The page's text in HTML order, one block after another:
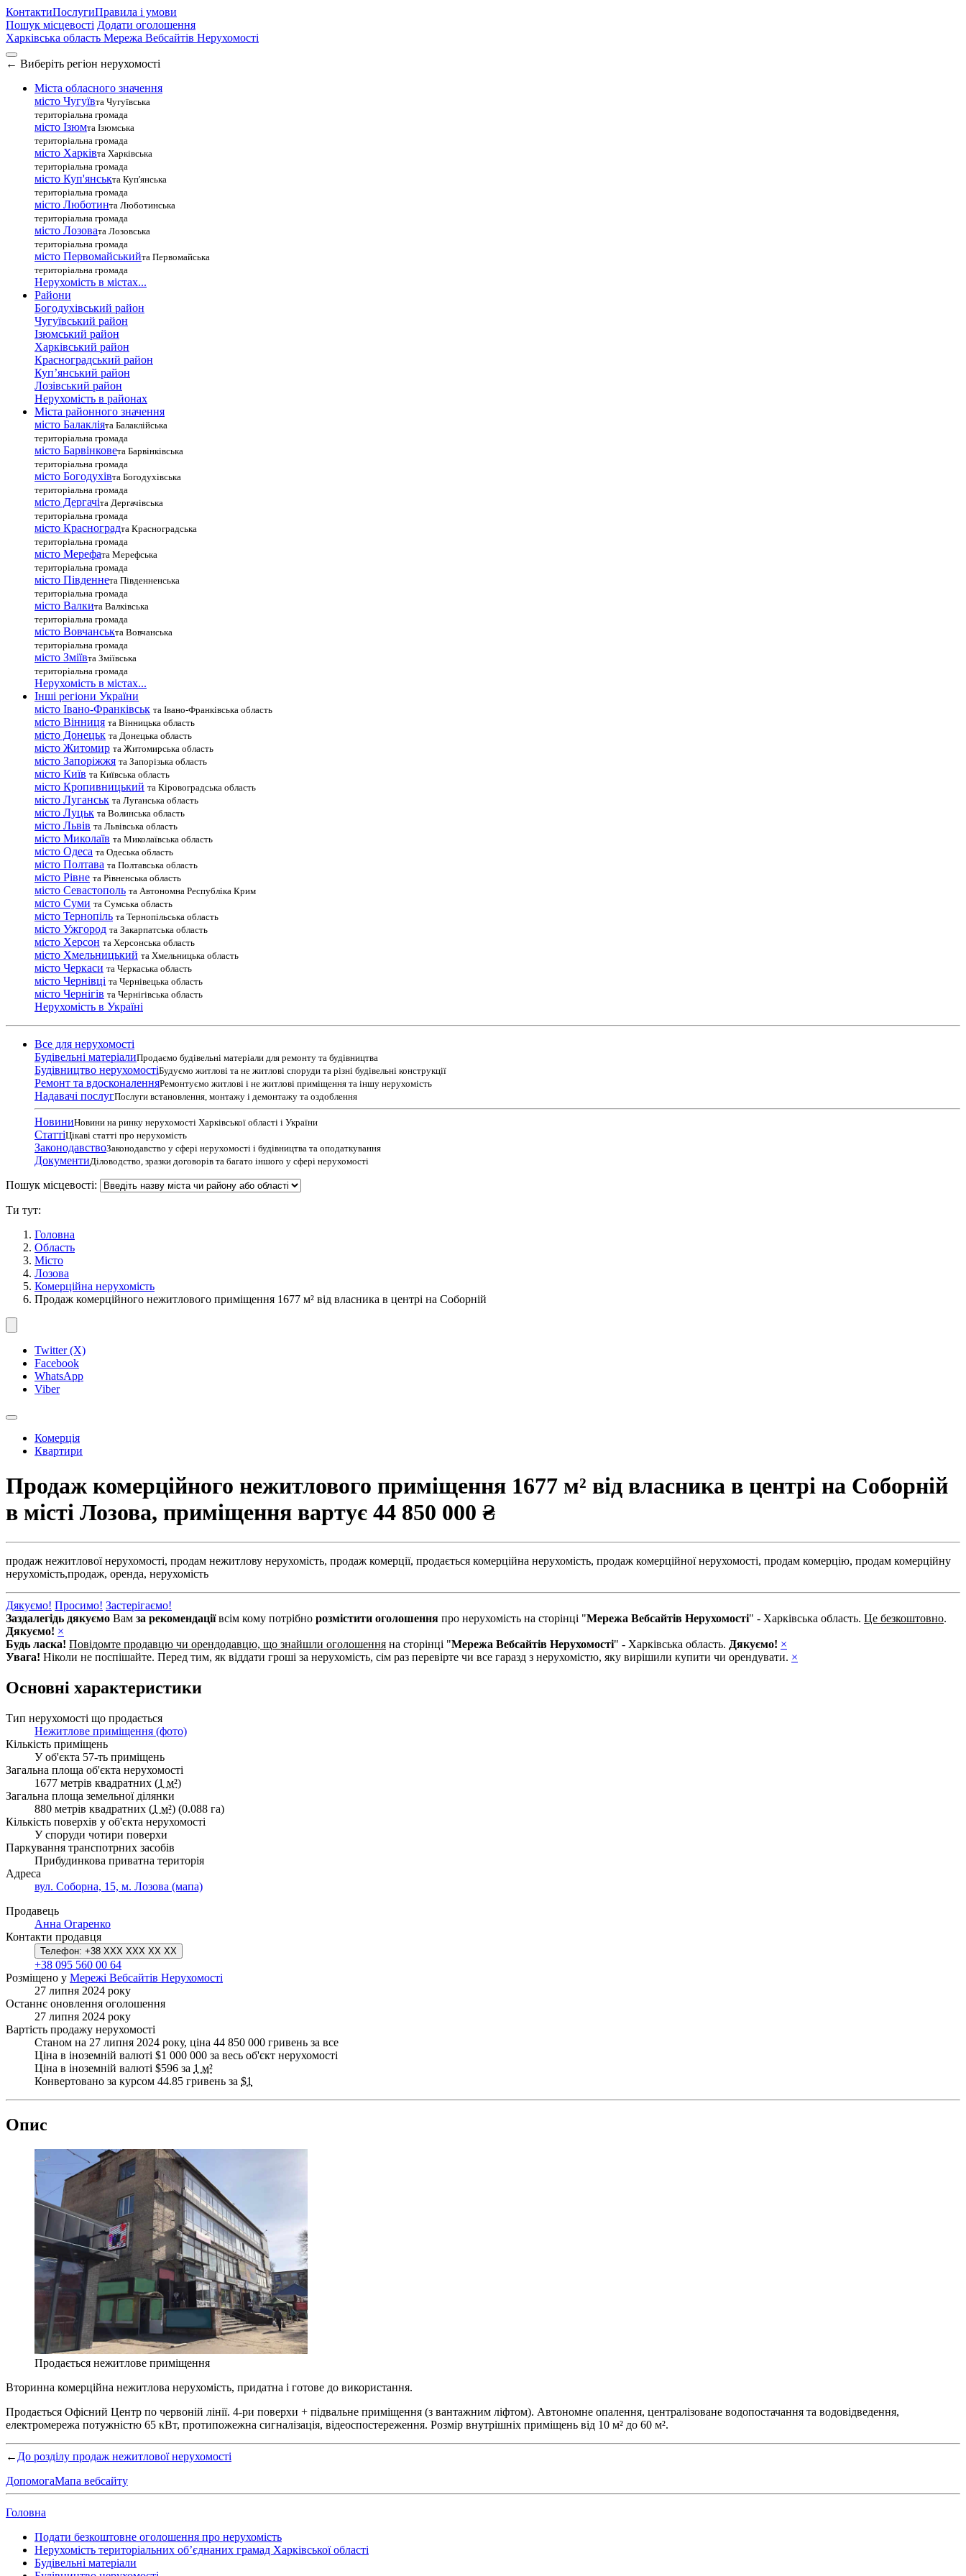
КонтактиПослугиПравила і умови
Пошук місцевості Додати оголошення
Харківська область Мережа Вебсайтів Нерухомості
← Виберіть регіон нерухомості
Міста обласного значення
місто Чугуївта Чугуївська
територіальна громада
місто Ізюмта Ізюмська
територіальна громада
місто Харківта Харківська
територіальна громада
місто Куп'янськта Куп'янська
територіальна громада
місто Люботинта Люботинська
територіальна громада
місто Лозовата Лозовська
територіальна громада
місто Первомайськийта Первомайська
територіальна громада
Нерухомість в містах...
Райони
Богодухівський район
Чугуївський район
Ізюмський район
Харківський район
Красноградський район
Куп’янський район
Лозівський район
Нерухомість в районах
Міста районного значення
місто Балакліята Балаклійська
територіальна громада
місто Барвінковета Барвінківська
територіальна громада
місто Богодухівта Богодухівська
територіальна громада
місто Дергачіта Дергачівська
територіальна громада
місто Красноградта Красноградська
територіальна громада
місто Мерефата Мерефська
територіальна громада
місто Південнета Південненська
територіальна громада
місто Валкита Валківська
територіальна громада
місто Вовчанськта Вовчанська
територіальна громада
місто Зміївта Зміївська
територіальна громада
Нерухомість в містах...
Інші регіони України
місто Івано-Франківськ та Івано-Франківська область
місто Вінниця та Вінницька область
місто Донецьк та Донецька область
місто Житомир та Житомирська область
місто Запоріжжя та Запорізька область
місто Київ та Київська область
місто Кропивницький та Кіровоградська область
місто Луганськ та Луганська область
місто Луцьк та Волинська область
місто Львів та Львівська область
місто Миколаїв та Миколаївська область
місто Одеса та Одеська область
місто Полтава та Полтавська область
місто Рівне та Рівненська область
місто Севастополь та Автономна Республіка Крим
місто Суми та Сумська область
місто Тернопіль та Тернопільська область
місто Ужгород та Закарпатська область
місто Херсон та Херсонська область
місто Хмельницький та Хмельницька область
місто Черкаси та Черкаська область
місто Чернівці та Чернівецька область
місто Чернігів та Чернігівська область
Нерухомість в Україні
Все для нерухомості
Будівельні матеріалиПродаємо будівельні матеріали для ремонту та будівництва
Будівництво нерухомостіБудуємо житлові та не житлові споруди та різні будівельні конструкції
Ремонт та вдосконаленняРемонтуємо житлові і не житлові приміщення та іншу нерухомість
Надавачі послугПослуги встановлення, монтажу і демонтажу та оздоблення
НовиниНовини на ринку нерухомості Харківської області і України
СтаттіЦікаві статті про нерухомість
ЗаконодавствоЗаконодавство у сфері нерухомості і будівництва та оподаткування
ДокументиДіловодство, зразки договорів та багато іншого у сфері нерухомості
Пошук місцевості:
Ти тут:
Головна
Область
Місто
Лозова
Комерційна нерухомість
Продаж комерційного нежитлового приміщення 1677 м² від власника в центрі на Соборній
Twitter (X)
Facebook
WhatsApp
Viber
Комерція
Квартири
Продаж комерційного нежитлового приміщення 1677 м² від власника в центрі на Соборній
в місті Лозова, приміщення вартує 44 850 000 ₴
продаж нежитлової нерухомості, продам нежитлову нерухомість, продаж комерції, продається комерційна нерухомість, продаж комерційної нерухомості, продам комерцію, продам комерційну
нерухомість,продаж, оренда, нерухомість
Дякуємо! Просимо! Застерігаємо!
Заздалегідь дякуємо Вам за рекомендаціївсім кому потрібно розмістити оголошення про нерухомість на сторінці "Мережа Вебсайтів Нерухомості" - Харківська область. Це безкоштовно.
Дякуємо! ×
Будь ласка! Повідомте продавцю чи орендодавцю, що знайшли оголошення на сторінці "Мережа Вебсайтів Нерухомості" - Харківська область. Дякуємо! ×
Увага! Ніколи не поспішайте. Перед тим, як віддати гроші за нерухомість, сім раз перевірте чи все гаразд з нерухомістю, яку вирішили купити чи орендувати. ×
Основні характеристики
Тип нерухомості що продається
Нежитлове приміщення (фото)
Кількість приміщень
У об'єкта 57-ть приміщень
Загальна площа об'єкта нерухомості
1677 метрів квадратних (1 м²)
Загальна площа земельної ділянки
880 метрів квадратних (1 м²) (0.088 га)
Кількість поверхів у об'єкта нерухомості
У споруди чотири поверхи
Паркування транспотрних засобів
Прибудинкова приватна територія
Адреса
вул. Соборна, 15, м. Лозова (мапа)
Продавець
Анна Огаренко
Контакти продавця
Телефон: +38 XXX XXX XX XX
+38 095 560 00 64
Розміщено у Мережі Вебсайтів Нерухомості
27 липня 2024 року
Останнє оновлення оголошення
27 липня 2024 року
Вартість продажу нерухомості
Станом на 27 липня 2024 року, ціна 44 850 000 гривень за все
Ціна в іноземній валюті $1 000 000 за весь об'єкт нерухомості
Ціна в іноземній валюті $596 за 1 м²
Конвертовано за курсом 44.85 гривень за $1
Опис
Продається нежитлове приміщення
Вторинна комерційна нежитлова нерухомість, придатна і готове до використання.
Продається Офісний Центр по червоній лінії. 4-ри поверхи + підвальне приміщення (з вантажним ліфтом). Автономне опалення, централізоване водопостачання та водовідведення,
електромережа потужністю 65 кВт, протипожежна сигналізація, відеоспостереження. Розмір внутрішніх приміщень від 10 м² до 60 м².
← До розділу продаж нежитлової нерухомості
ДопомогаМапа вебсайту
Головна
Подати безкоштовне оголошення про нерухомість
Нерухомість територіальних об’єднаних грамад Харківської області
Будівельні матеріали